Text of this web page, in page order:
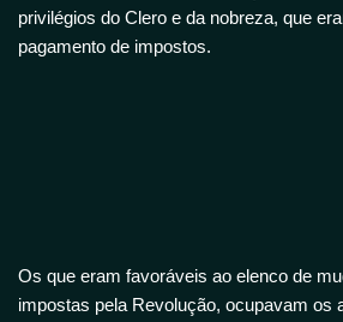
privilégios do Clero e da nobreza, que
pagamento de impostos.
Os que eram favoráveis ao elenco de
impostas pela Revolução, ocupavam os